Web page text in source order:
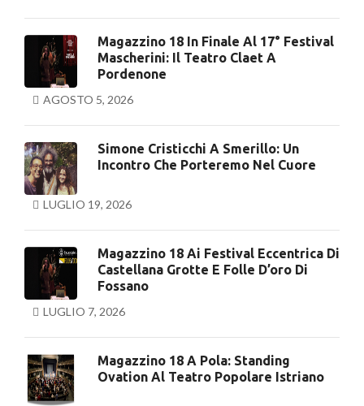
Magazzino 18 In Finale Al 17° Festival
Mascherini: Il Teatro Claet A
Pordenone
AGOSTO 5, 2026
Simone Cristicchi A Smerillo: Un
Incontro Che Porteremo Nel Cuore
LUGLIO 19, 2026
Magazzino 18 Ai Festival Eccentrica Di
Castellana Grotte E Folle D’oro Di
Fossano
LUGLIO 7, 2026
Magazzino 18 A Pola: Standing
Ovation Al Teatro Popolare Istriano